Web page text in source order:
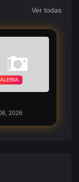
Ver todas
2026